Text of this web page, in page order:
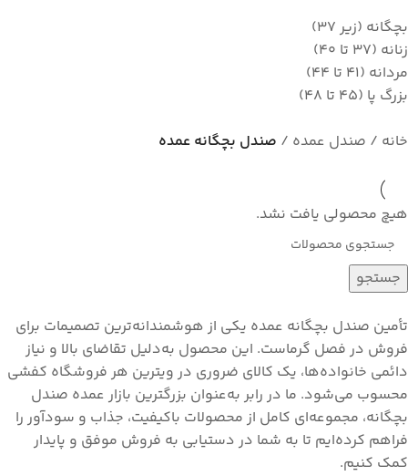
بچگانه (زیر 37)
زنانه (37 تا 40)
مردانه (41 تا 44)
بزرگ پا (45 تا 48)
خانه
صندل عمده صندل بچگانه عمده
هیچ محصولی یافت نشد.
جستجو
تأمین صندل بچگانه عمده یکی از هوشمندانه‌ترین تصمیمات برای
فروش در فصل گرماست. این محصول به‌دلیل تقاضای بالا و نیاز
دائمی خانواده‌ها، یک کالای ضروری در ویترین هر فروشگاه کفشی
محسوب می‌شود. ما در رابر به‌عنوان بزرگترین بازار عمده صندل
بچگانه، مجموعه‌ای کامل از محصولات باکیفیت، جذاب و سودآور را
فراهم کرده‌ایم تا به شما در دستیابی به فروش موفق و پایدار
کمک کنیم.